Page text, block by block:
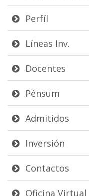
Perfíl
Líneas Inv.
Docentes
Pénsum
Admitidos
Inversión
Contactos
Oficina Virtual